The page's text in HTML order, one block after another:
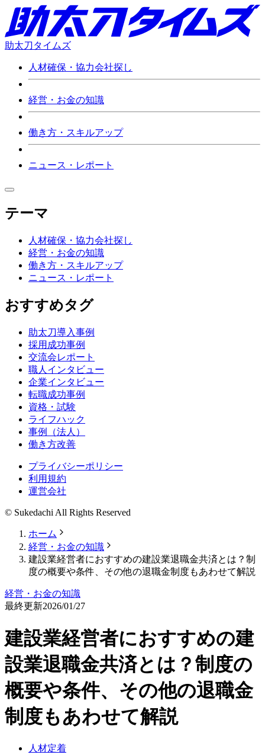
助太刀タイムズ
人材確保・協力会社探し
経営・お金の知識
働き方・スキルアップ
ニュース・レポート
テーマ
人材確保・協力会社探し
経営・お金の知識
働き方・スキルアップ
ニュース・レポート
おすすめタグ
助太刀導入事例
採用成功事例
交流会レポート
職人インタビュー
企業インタビュー
転職成功事例
資格・試験
ライフハック
事例（法人）
働き方改善
プライバシーポリシー
利用規約
運営会社
© Sukedachi All Rights Reserved
ホーム
経営・お金の知識
建設業経営者におすすめの建設業退職金共済とは？制
度の概要や条件、その他の退職金制度もあわせて解説
経営・お金の知識
最終更新2026/01/27
建設業経営者におすすめの建
設業退職金共済とは？制度の
概要や条件、その他の退職金
制度もあわせて解説
人材定着